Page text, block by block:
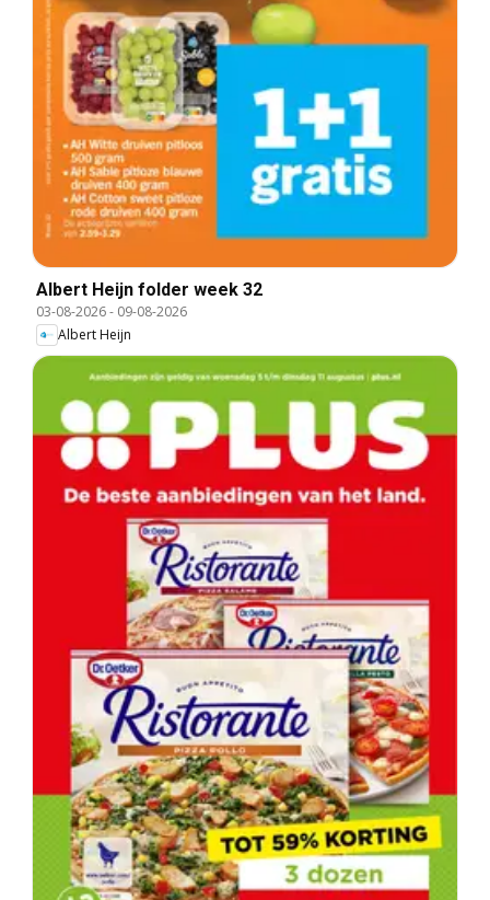
Albert Heijn folder week 32
03-08-2026- 09-08-2026
Albert Heijn